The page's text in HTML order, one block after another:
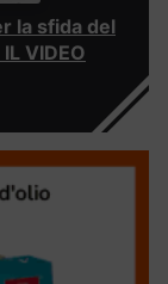
la sfida del
VIDEO